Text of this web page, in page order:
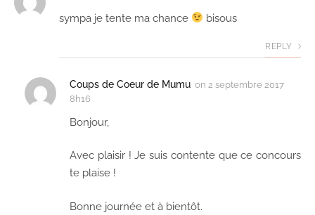
sympa je tente ma chance bisous
REPLY
Coups de Coeur de Mumu on 2 septembre 2017
8h16
Bonjour,
Avec plaisir ! Je suis contente que ce concours
te plaise !
Bonne journée et à bientôt.